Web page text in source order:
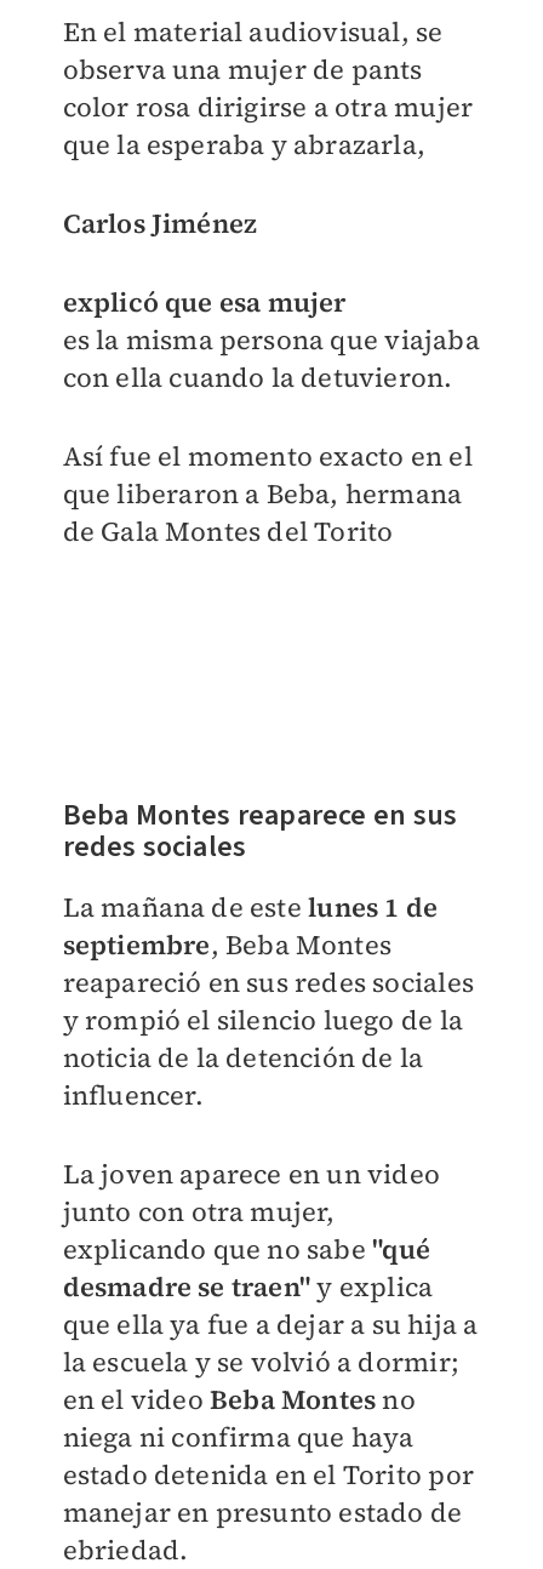
En el material audiovisual, se
observa una mujer de pants
color rosa dirigirse a otra mujer
que la esperaba y abrazarla,
Carlos Jiménez
explicó que esa mujer
es la misma persona que viajaba
con ella cuando la detuvieron.
Así fue el momento exacto en el
que liberaron a Beba, hermana
de Gala Montes del Torito
Beba Montes reaparece en sus
redes sociales
La mañana de este lunes 1 de
septiembre, Beba Montes
reapareció en sus redes sociales
y rompió el silencio luego de la
noticia de la detención de la
influencer.
La joven aparece en un video
junto con otra mujer,
explicando que no sabe"qué
desmadre se traen"y explica
que ella ya fue a dejar a su hija a
la escuela y se volvió a dormir;
en el video Beba Montesno
niega ni confirma que haya
estado detenida en el Torito por
manejar en presunto estado de
ebriedad.